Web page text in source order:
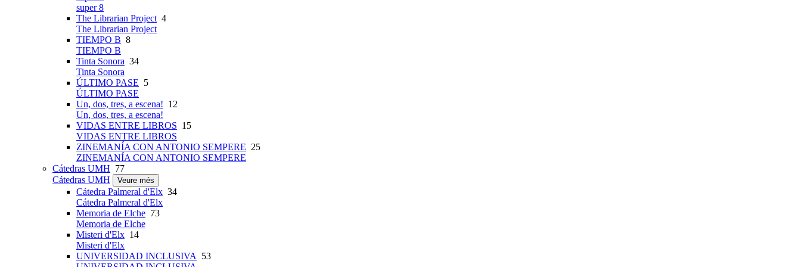
super 8
The Librarian Project 4
The Librarian Project
TIEMPO B 8
TIEMPO B
Tinta Sonora 34
Tinta Sonora
ÚLTIMO PASE 5
ÚLTIMO PASE
Un, dos, tres, a escena! 12
Un, dos, tres, a escena!
VIDAS ENTRE LIBROS 15
VIDAS ENTRE LIBROS
ZINEMANÍA CON ANTONIO SEMPERE 25
ZINEMANÍA CON ANTONIO SEMPERE
Cátedras UMH 77
Cátedras UMH
Veure més
Cátedra Palmeral d'Elx 34
Cátedra Palmeral d'Elx
Memoria de Elche 73
Memoria de Elche
Misteri d'Elx 14
Misteri d'Elx
UNIVERSIDAD INCLUSIVA
53